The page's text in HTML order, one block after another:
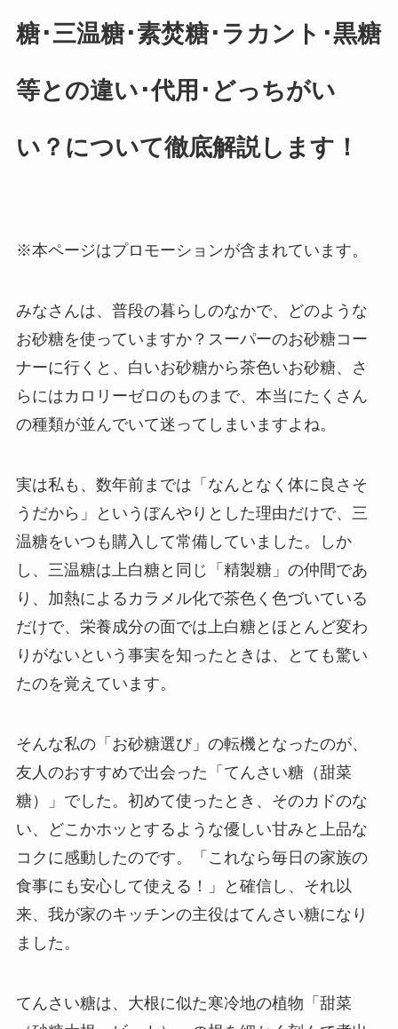
糖･三温糖･素焚糖･ラカント･黒糖
等との違い･代用･どっちがい
い？について徹底解説します！
※本ページはプロモーションが含まれています。
みなさんは、普段の暮らしのなかで、どのような
お砂糖を使っていますか？スーパーのお砂糖コー
ナーに行くと、白いお砂糖から茶色いお砂糖、さ
らにはカロリーゼロのものまで、本当にたくさん
の種類が並んでいて迷ってしまいますよね。
実は私も、数年前までは「なんとなく体に良さそ
うだから」というぼんやりとした理由だけで、三
温糖をいつも購入して常備していました。しか
し、三温糖は上白糖と同じ「精製糖」の仲間であ
り、加熱によるカラメル化で茶色く色づいている
だけで、栄養成分の面では上白糖とほとんど変わ
りがないという事実を知ったときは、とても驚い
たのを覚えています。
そんな私の「お砂糖選び」の転機となったのが、
友人のおすすめで出会った「てんさい糖（甜菜
糖）」でした。初めて使ったとき、そのカドのな
い、どこかホッとするような優しい甘みと上品な
コクに感動したのです。「これなら毎日の家族の
食事にも安心して使える！」と確信し、それ以
来、我が家のキッチンの主役はてんさい糖になり
ました。
てんさい糖は、大根に似た寒冷地の植物「甜菜